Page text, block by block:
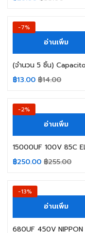
-7%
อ่านเพิ่ม
฿13.00 ฿14.00
-2%
อ่านเพิ่ม
฿250.00 ฿255.00
-13%
อ่านเพิ่ม